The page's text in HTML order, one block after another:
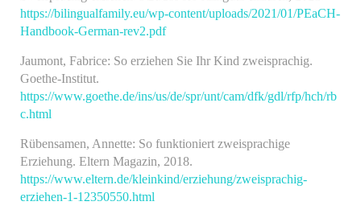
https://bilingualfamily.eu/wp-content/uploads/2021/01/PEaCH-
Handbook-German-rev2.pdf
Jaumont, Fabrice: So erziehen Sie Ihr Kind zweisprachig.
Goethe-Institut.
https://www.goethe.de/ins/us/de/spr/unt/cam/dfk/gdl/rfp/hch/rb
c.html
Rübensamen, Annette: So funktioniert zweisprachige
Erziehung. Eltern Magazin, 2018.
https://www.eltern.de/kleinkind/erziehung/zweisprachig-
erziehen-1-12350550.html